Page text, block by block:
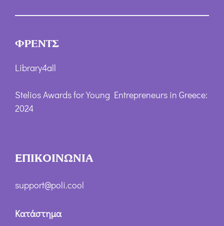
ΦΡΕΝΤΣ
Library4all
Stelios Awards for Young Entrepreneurs in Greece:
2024
ΕΠΙΚΟΙΝΩΝΙΑ
support@poli.cool
Κατάστημα